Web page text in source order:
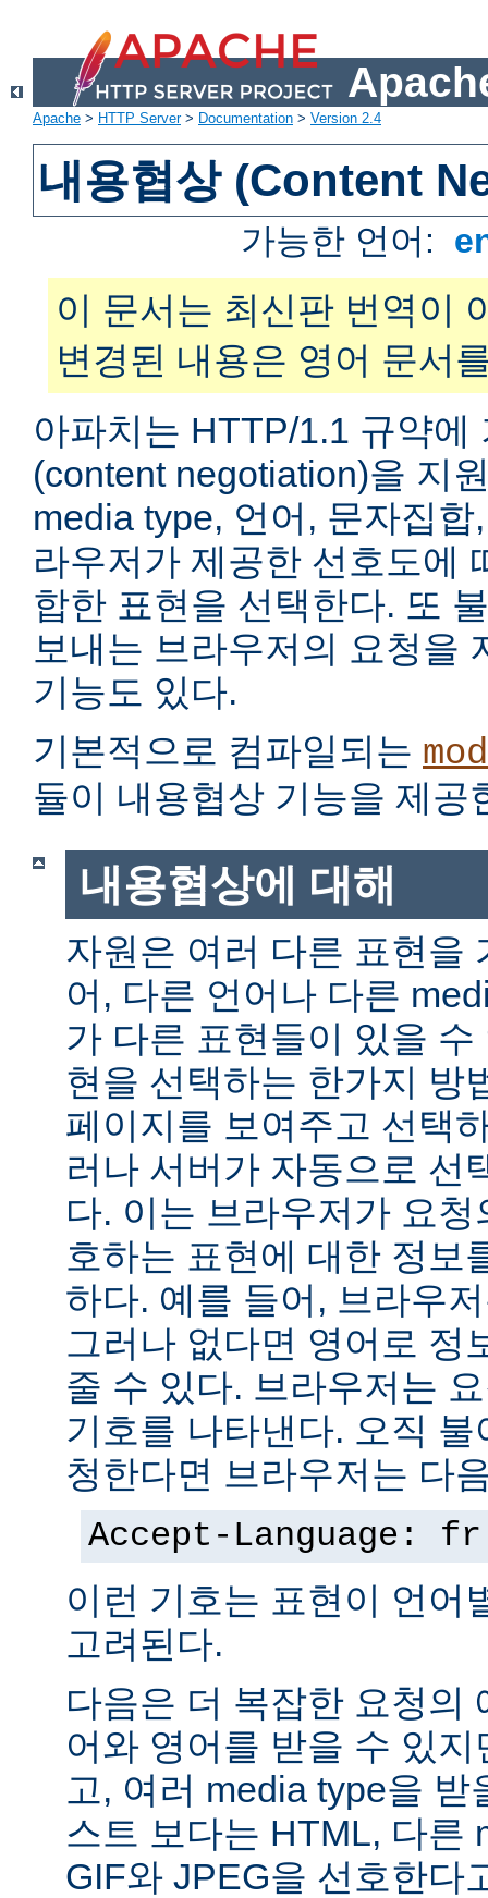
Apache > HTTP Server> Documentation > Version 2.4
내용협상 (Content
가능한 언어:
이 문서는 최신판 번역이
변경된 내용은 영어 문서
아파치는 HTTP/1.1 규약에
(content negotiation)을 지
media type, 언어, 문자집
라우저가 제공한 선호도에
합한 표현을 선택한다. 또
보내는 브라우저의 요청을
기능도 있다.
기본적으로 컴파일되는
듈이 내용협상 기능을 제공
내용협상에 대해
자원은 여러 다른 표현을
어, 다른 언어나 다른
가 다른 표현들이 있을
현을 선택하는 한가지 방
페이지를 보여주고 선택
러나 서버가 자동으로 선
다. 이는 브라우저가 요
호하는 표현에 대한 정보
하다. 예를 들어, 브라우
그러나 없다면 영어로 정
줄 수 있다. 브라우저는
기호를 나타낸다. 오직
청한다면 브라우저는 다
Accept-Language: fr
이런 기호는 표현이 언어
고려된다.
다음은 더 복잡한 요청의
어와 영어를 받을 수 있
고, 여러 media type을
스트 보다는 HTML, 다른
GIF와 JPEG을 선호한다